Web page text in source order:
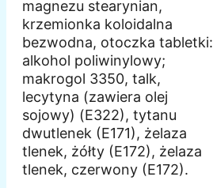
magnezu stearynian,
krzemionka koloidalna
bezwodna, otoczka tabletki:
alkohol poliwinylowy;
makrogol 3350, talk,
lecytyna (zawiera olej
sojowy) (E322), tytanu
dwutlenek (E171), żelaza
tlenek, żółty (E172), żelaza
tlenek, czerwony (E172).